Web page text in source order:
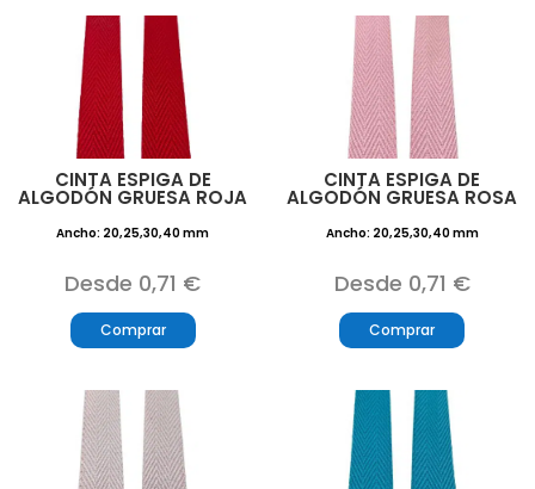
CINTA ESPIGA DE
ALGODÓN GRUESA ROJA
Ancho: 20,25,30,40 mm
Desde 0,71 €
Comprar
CINTA ESPIGA DE
ALGODÓN GRUESA ROSA
Ancho: 20,25,30,40 mm
Desde 0,71 €
Comprar